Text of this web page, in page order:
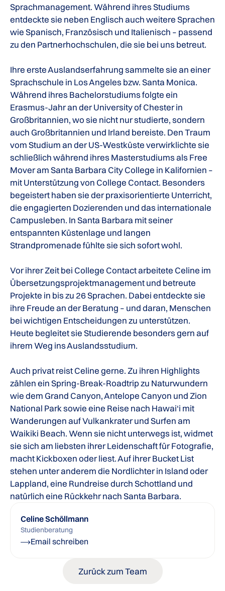
Sprachmanagement. Während ihres Studiums
entdeckte sie neben Englisch auch weitere Sprachen
wie Spanisch, Französisch und Italienisch – passend
zu den Partnerhochschulen, die sie bei uns betreut.
Ihre erste Auslandserfahrung sammelte sie an einer
Sprachschule in Los Angeles bzw. Santa Monica.
Während ihres Bachelorstudiums folgte ein
Erasmus-Jahr an der University of Chester in
Großbritannien, wo sie nicht nur studierte, sondern
auch Großbritannien und Irland bereiste. Den Traum
vom Studium an der US-Westküste verwirklichte sie
schließlich während ihres Masterstudiums als Free
Mover am Santa Barbara City College in Kalifornien –
mit Unterstützung von College Contact. Besonders
begeistert haben sie der praxisorientierte Unterricht,
die engagierten Dozierenden und das internationale
Campusleben. In Santa Barbara mit seiner
entspannten Küstenlage und langen
Strandpromenade fühlte sie sich sofort wohl.
Vor ihrer Zeit bei College Contact arbeitete Celine im
Übersetzungsprojektmanagement und betreute
Projekte in bis zu 26 Sprachen. Dabei entdeckte sie
ihre Freude an der Beratung – und daran, Menschen
bei wichtigen Entscheidungen zu unterstützen.
Heute begleitet sie Studierende besonders gern auf
ihrem Weg ins Auslandsstudium.
Auch privat reist Celine gerne. Zu ihren Highlights
zählen ein Spring-Break-Roadtrip zu Naturwundern
wie dem Grand Canyon, Antelope Canyon und Zion
National Park sowie eine Reise nach Hawai‘i mit
Wanderungen auf Vulkankrater und Surfen am
Waikiki Beach. Wenn sie nicht unterwegs ist, widmet
sie sich am liebsten ihrer Leidenschaft für Fotografie,
macht Kickboxen oder liest. Auf ihrer Bucket List
stehen unter anderem die Nordlichter in Island oder
Lappland, eine Rundreise durch Schottland und
natürlich eine Rückkehr nach Santa Barbara.
Celine Schöllmann
Studienberatung
Email schreiben
Zurück zum Team